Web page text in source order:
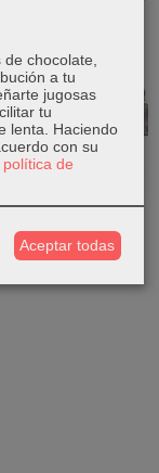
Piedra
chocolate,
a tu
jugosas
tu
lenta. Haciendo
con su
política de
Aceptar todas